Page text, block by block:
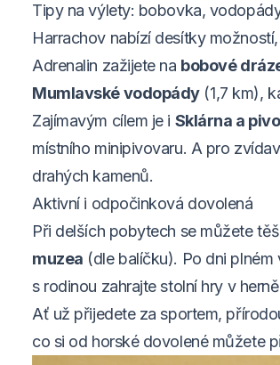
Tipy na výlety: bobovka,
Harrachov nabízí desítky
Adrenalin zažijete na bobové
Mumlavské vodopády(1,7 km),
Zajímavým cílem je i Sklárna a
místního minipivovaru. A pro
drahých kamenů.
Aktivní i odpočinková dovolená
Při delších pobytech se můžete
muzea (dle balíčku). Po dni
s rodinou zahrajte stolní hry v
Ať už přijedete za sportem,
co si od horské dovolené můžete